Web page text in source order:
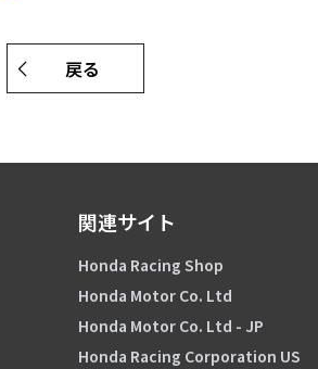
戻る
関連サイト
Honda Racing Shop
Honda Motor Co. Ltd
Honda Motor Co. Ltd - JP
Honda Racing Corporation US